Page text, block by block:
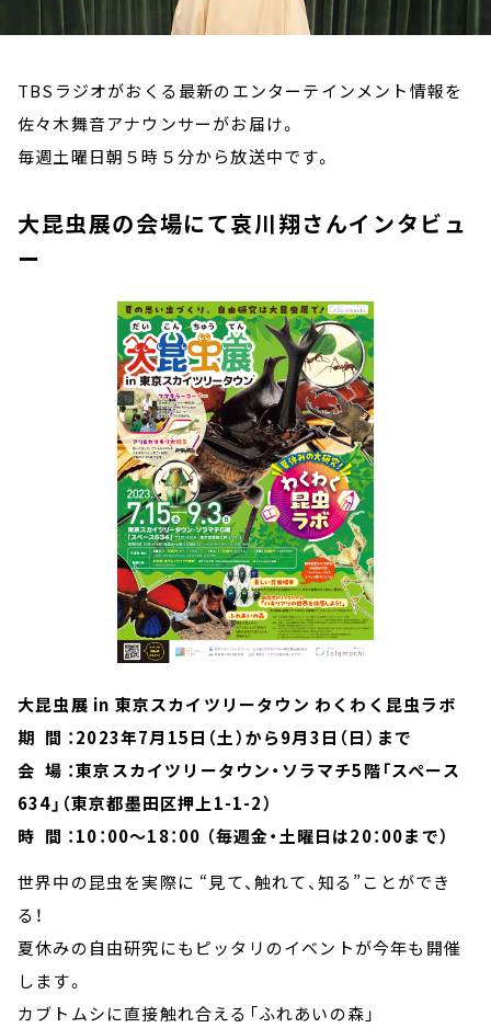
TBSラジオがおくる最新のエンターテインメント情報を
佐々木舞音アナウンサーがお届け。
毎週土曜日朝５時５分から放送中です。
大昆虫展の会場にて哀川翔さんインタビュ
ー
大昆虫展 in 東京スカイツリータウン わくわく昆虫ラボ
期 間 ：2023年7月15日（土）から9月3日（日）まで
会 場 ：東京スカイツリータウン・ソラマチ5階「スペース
634」（東京都墨田区押上1-1-2）
時 間 ：10：00～18：00 （毎週金・土曜日は20：00まで）
世界中の昆虫を実際に “見て、触れて、知る”ことができ
る！
夏休みの自由研究にもピッタリのイベントが今年も開催
します。
カブトムシに直接触れ合える「ふれあいの森」